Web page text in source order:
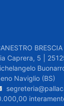
BRESCIA
Caprera, 5 |
Naviglio (BS)